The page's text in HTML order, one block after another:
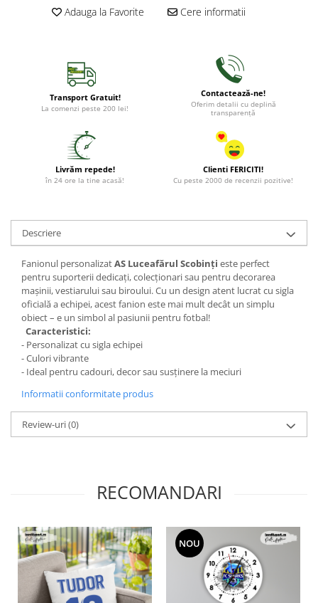
Adauga la Favorite Cere informatii
Transport Gratuit!
La comenzi peste 200 lei!
Contactează-ne!
Oferim detalii cu deplină
transparență
Livrăm repede!
în 24 ore la tine acasă!
Clienti FERICITI!
Cu peste 2000 de recenzii pozitive!
Descriere
Fanionul personalizatAS Luceafărul Scobinți este perfect
pentru suporterii dedicați, colecționari sau pentru decorarea
mașinii, vestiarului sau biroului. Cu un design atent lucrat cu sigla
oficială a echipei, acest fanion este mai mult decât un simplu
obiect – e un simbol al pasiunii pentru fotbal!
Caracteristici:
- Personalizat cu sigla echipei
- Culori vibrante
- Ideal pentru cadouri, decor sau susținere la meciuri
Informatii conformitate produs
Review-uri(0)
RECOMANDARI
NOU